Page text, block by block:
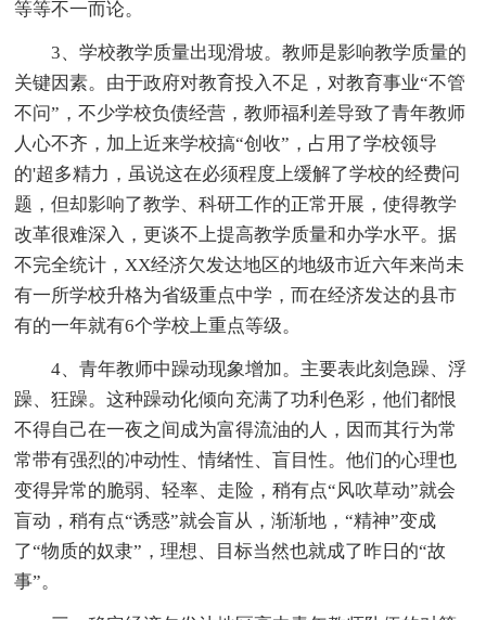
等等不一而论。
3、学校教学质量出现滑坡。教师是影响教学质量的
关键因素。由于政府对教育投入不足，对教育事业“不管
不问”，不少学校负债经营，教师福利差导致了青年教师
人心不齐，加上近来学校搞“创收”，占用了学校领导
的'超多精力，虽说这在必须程度上缓解了学校的经费问
题，但却影响了教学、科研工作的正常开展，使得教学
改革很难深入，更谈不上提高教学质量和办学水平。据
不完全统计，XX经济欠发达地区的地级市近六年来尚未
有一所学校升格为省级重点中学，而在经济发达的县市
有的一年就有6个学校上重点等级。
4、青年教师中躁动现象增加。主要表此刻急躁、浮
躁、狂躁。这种躁动化倾向充满了功利色彩，他们都恨
不得自己在一夜之间成为富得流油的人，因而其行为常
常带有强烈的冲动性、情绪性、盲目性。他们的心理也
变得异常的脆弱、轻率、走险，稍有点“风吹草动”就会
盲动，稍有点“诱惑”就会盲从，渐渐地，“精神”变成
了“物质的奴隶”，理想、目标当然也就成了昨日的“故
事”。